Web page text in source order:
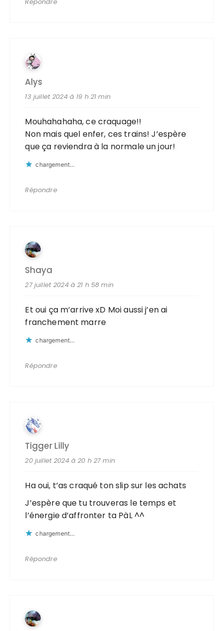
Alys
13 juillet 2024 à 19 h 21 min
Mouhahahaha, ce craquage!!
Non mais quel enfer, ces trains! J’espère
que ça reviendra à la normale un jour!
chargement…
Répondre
Shaya
27 juillet 2024 à 21 h 58 min
Et oui ça m’arrive xD Moi aussi j’en ai
franchement marre
chargement…
Répondre
Tigger Lilly
20 juillet 2024 à 20 h 27 min
Ha oui, t’as craqué ton slip sur les achats
J’espère que tu trouveras le temps et
l’énergie d’affronter ta PàL ^^
chargement…
Répondre